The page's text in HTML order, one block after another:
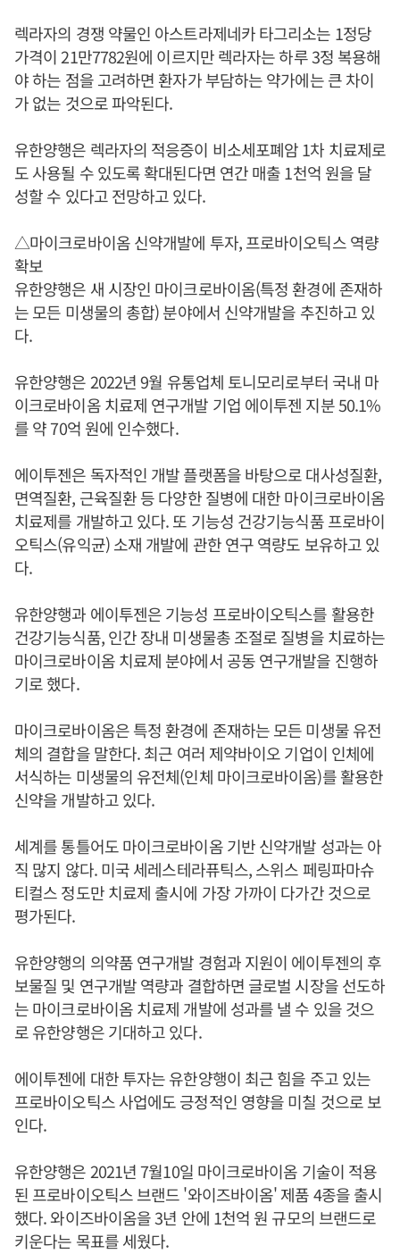
렉라자의 경쟁 약물인 아스트라제네카 타그리소는 1정당
가격이 21만7782원에 이르지만 렉라자는 하루 3정 복용해
야 하는 점을 고려하면 환자가 부담하는 약가에는 큰 차이
가 없는 것으로 파악된다.
유한양행은 렉라자의 적응증이 비소세포폐암 1차 치료제로
도 사용될 수 있도록 확대된다면 연간 매출 1천억 원을 달
성할 수 있다고 전망하고 있다.
△마이크로바이옴 신약개발에 투자, 프로바이오틱스 역량
확보
유한양행은 새 시장인 마이크로바이옴(특정 환경에 존재하
는 모든 미생물의 총합) 분야에서 신약개발을 추진하고 있
다.
유한양행은 2022년 9월 유통업체 토니모리로부터 국내 마
이크로바이옴 치료제 연구개발 기업 에이투젠 지분 50.1%
를 약 70억 원에 인수했다.
에이투젠은 독자적인 개발 플랫폼을 바탕으로 대사성질환,
면역질환, 근육질환 등 다양한 질병에 대한 마이크로바이옴
치료제를 개발하고 있다. 또 기능성 건강기능식품 프로바이
오틱스(유익균) 소재 개발에 관한 연구 역량도 보유하고 있
다.
유한양행과 에이투젠은 기능성 프로바이오틱스를 활용한
건강기능식품, 인간 장내 미생물총 조절로 질병을 치료하는
마이크로바이옴 치료제 분야에서 공동 연구개발을 진행하
기로 했다.
마이크로바이옴은 특정 환경에 존재하는 모든 미생물 유전
체의 결합을 말한다. 최근 여러 제약바이오 기업이 인체에
서식하는 미생물의 유전체(인체 마이크로바이옴)를 활용한
신약을 개발하고 있다.
세계를 통틀어도 마이크로바이옴 기반 신약개발 성과는 아
직 많지 않다. 미국 세레스테라퓨틱스, 스위스 페링파마슈
티컬스 정도만 치료제 출시에 가장 가까이 다가간 것으로
평가된다.
유한양행의 의약품 연구개발 경험과 지원이 에이투젠의 후
보물질 및 연구개발 역량과 결합하면 글로벌 시장을 선도하
는 마이크로바이옴 치료제 개발에 성과를 낼 수 있을 것으
로 유한양행은 기대하고 있다.
에이투젠에 대한 투자는 유한양행이 최근 힘을 주고 있는
프로바이오틱스 사업에도 긍정적인 영향을 미칠 것으로 보
인다.
유한양행은 2021년 7월10일 마이크로바이옴 기술이 적용
된 프로바이오틱스 브랜드 '와이즈바이옴' 제품 4종을 출시
했다. 와이즈바이옴을 3년 안에 1천억 원 규모의 브랜드로
키운다는 목표를 세웠다.